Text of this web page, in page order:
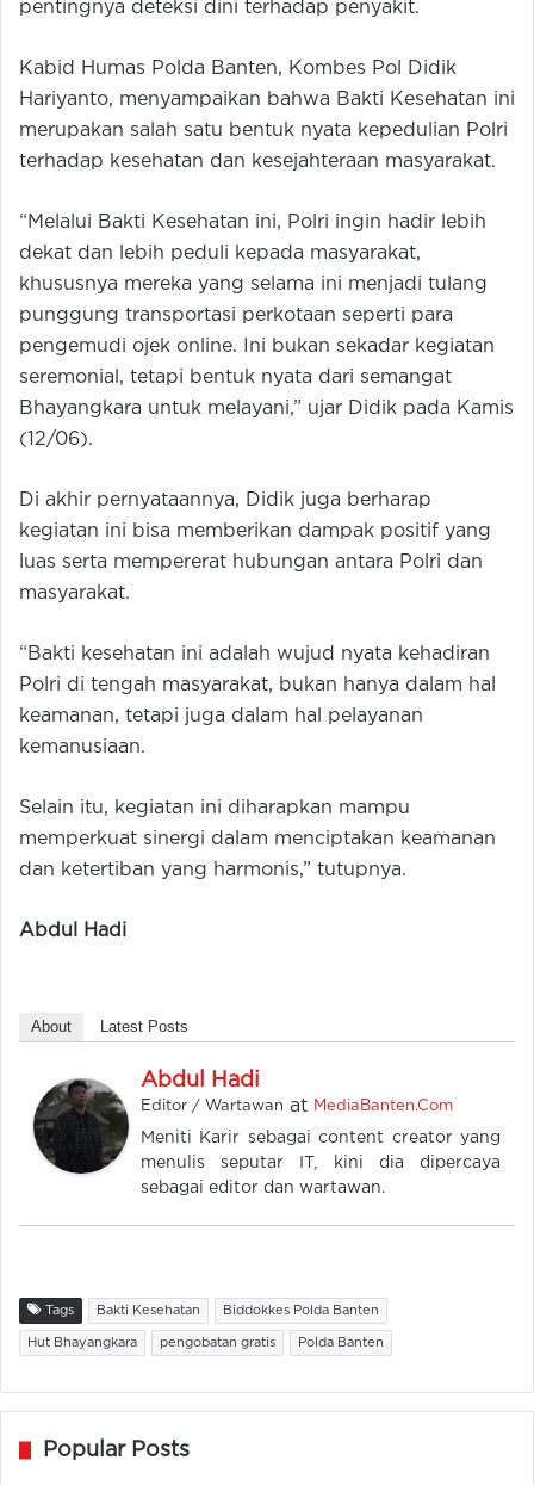
pentingnya deteksi dini terhadap penyakit.
Kabid Humas Polda Banten, Kombes Pol Didik
Hariyanto, menyampaikan bahwa Bakti Kesehatan ini
merupakan salah satu bentuk nyata kepedulian Polri
terhadap kesehatan dan kesejahteraan masyarakat.
“Melalui Bakti Kesehatan ini, Polri ingin hadir lebih
dekat dan lebih peduli kepada masyarakat,
khususnya mereka yang selama ini menjadi tulang
punggung transportasi perkotaan seperti para
pengemudi ojek online. Ini bukan sekadar kegiatan
seremonial, tetapi bentuk nyata dari semangat
Bhayangkara untuk melayani,” ujar Didik pada Kamis
(12/06).
Di akhir pernyataannya, Didik juga berharap
kegiatan ini bisa memberikan dampak positif yang
luas serta mempererat hubungan antara Polri dan
masyarakat.
“Bakti kesehatan ini adalah wujud nyata kehadiran
Polri di tengah masyarakat, bukan hanya dalam hal
keamanan, tetapi juga dalam hal pelayanan
kemanusiaan.
Selain itu, kegiatan ini diharapkan mampu
memperkuat sinergi dalam menciptakan keamanan
dan ketertiban yang harmonis,” tutupnya.
Abdul Hadi
About Latest Posts
Abdul Hadi
Editor / Wartawan at MediaBanten.Com
Meniti Karir sebagai content creator yang
menulis seputar IT, kini dia dipercaya
sebagai editor dan wartawan.
Tags Bakti Kesehatan Biddokkes Polda Banten
Hut Bhayangkara pengobatan gratis Polda Banten
Popular Posts